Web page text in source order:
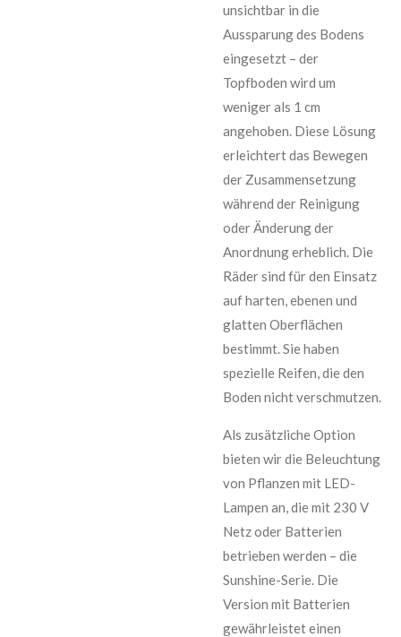
unsichtbar in die
Aussparung des Bodens
eingesetzt – der
Topfboden wird um
weniger als 1 cm
angehoben. Diese Lösung
erleichtert das Bewegen
der Zusammensetzung
während der Reinigung
oder Änderung der
Anordnung erheblich. Die
Räder sind für den Einsatz
auf harten, ebenen und
glatten Oberflächen
bestimmt. Sie haben
spezielle Reifen, die den
Boden nicht verschmutzen.
Als zusätzliche Option
bieten wir die Beleuchtung
von Pflanzen mit LED-
Lampen an, die mit 230 V
Netz oder Batterien
betrieben werden – die
Sunshine-Serie. Die
Version mit Batterien
gewährleistet einen